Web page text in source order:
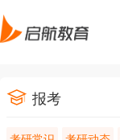
报考